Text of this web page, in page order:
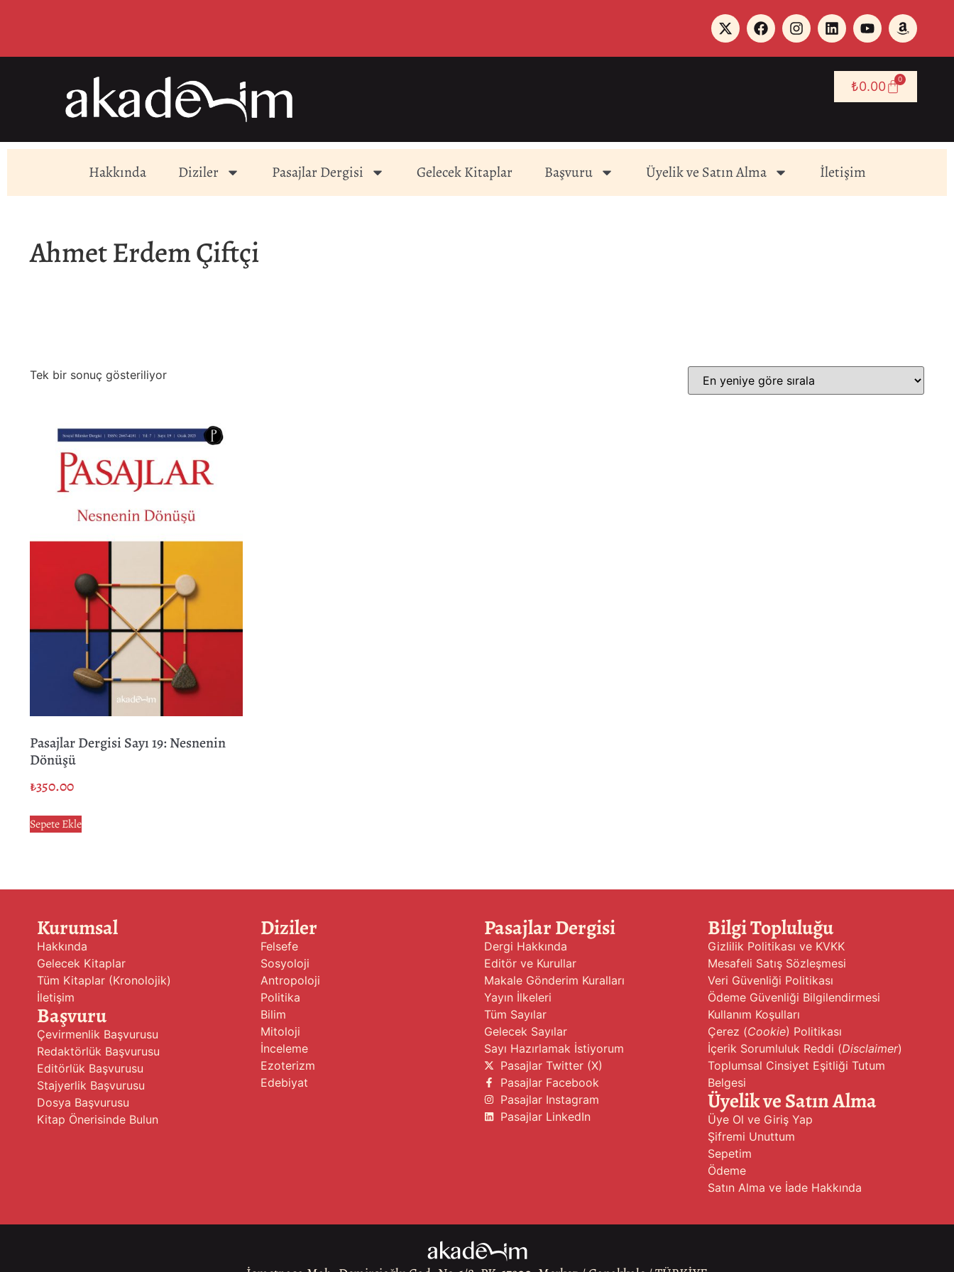
₺0.00 0
Hakkında Diziler Pasajlar Dergisi Gelecek Kitaplar Başvuru Üyelik ve Satın Alma İletişim
Ahmet Erdem Çiftçi
Tek bir sonuç gösteriliyor
Pasajlar Dergisi Sayı 19: Nesnenin
Dönüşü
₺350.00
Sepete Ekle
Kurumsal
Hakkında
Gelecek Kitaplar
Tüm Kitaplar (Kronolojik)
İletişim
Başvuru
Çevirmenlik Başvurusu
Redaktörlük Başvurusu
Editörlük Başvurusu
Stajyerlik Başvurusu
Dosya Başvurusu
Kitap Önerisinde Bulun
Diziler
Felsefe
Sosyoloji
Antropoloji
Politika
Bilim
Mitoloji
İnceleme
Ezoterizm
Edebiyat
Pasajlar Dergisi
Dergi Hakkında
Editör ve Kurullar
Makale Gönderim Kuralları
Yayın İlkeleri
Tüm Sayılar
Gelecek Sayılar
Sayı Hazırlamak İstiyorum
Pasajlar Twitter (X)
Pasajlar Facebook
Pasajlar Instagram
Pasajlar LinkedIn
Bilgi Topluluğu
Gizlilik Politikası ve KVKK
Mesafeli Satış Sözleşmesi
Veri Güvenliği Politikası
Ödeme Güvenliği Bilgilendirmesi
Kullanım Koşulları
Çerez (Cookie) Politikası
İçerik Sorumluluk Reddi (Disclaimer)
Toplumsal Cinsiyet Eşitliği Tutum
Belgesi
Üyelik ve Satın Alma
Üye Ol ve Giriş Yap
Şifremi Unuttum
Sepetim
Ödeme
Satın Alma ve İade Hakkında